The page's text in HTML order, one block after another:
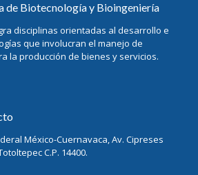
de Biotecnología y Bioingeniería
disciplinas orientadas al desarrollo e
que involucran el manejo de
la producción de bienes y servicios.
México-Cuernavaca, Av. Cipreses
C.P. 14400.